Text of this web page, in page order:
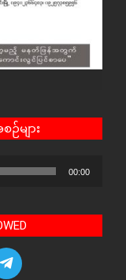
ဉ်များ
00:00